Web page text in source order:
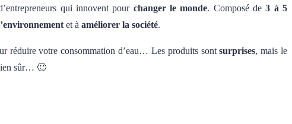
qui innovent pour changer le monde. Composé de3 à 5
et à améliorer la société.
réduire votre consommation d’eau… Les produits sontsurprises, mais le
sûr… 🙂